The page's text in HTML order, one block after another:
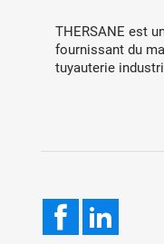
THERSANE est
fournissant du
tuyauterie
Facebook